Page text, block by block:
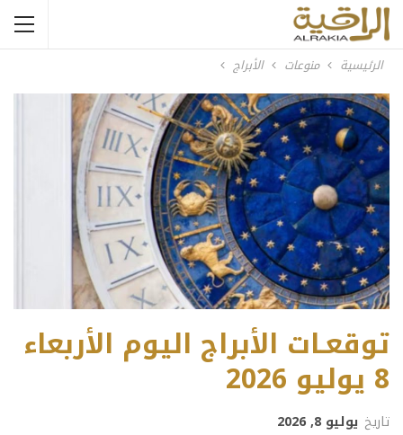
الرئيسية منوعات الأبراج
توقعـات الأبراج اليوم الأربعاء
8 يوليو 2026
تاريخ يوليو 8, 2026